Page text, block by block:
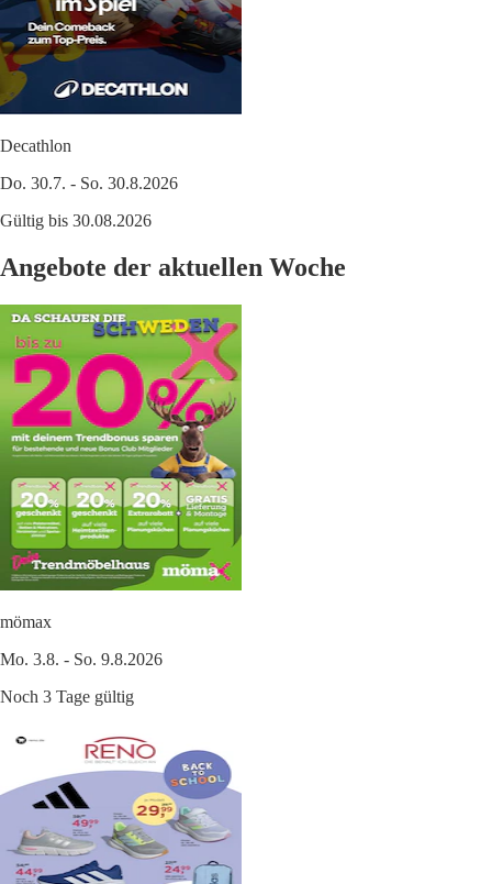
Decathlon
Do. 30.7. - So. 30.8.2026
Gültig bis 30.08.2026
Angebote der aktuellen Woche
mömax
Mo. 3.8. - So. 9.8.2026
Noch 3 Tage gültig